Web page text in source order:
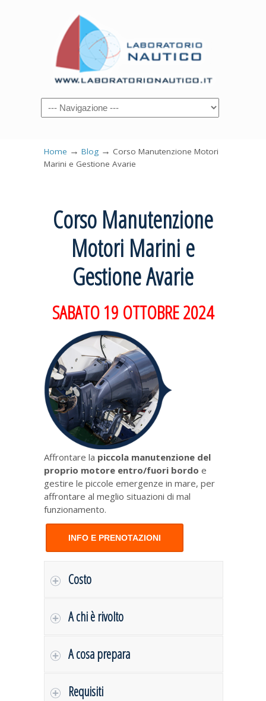
Home → Blog → Corso Manutenzione Motori
Marini e Gestione Avarie
Corso Manutenzione
Motori Marini e
Gestione Avarie
SABATO 19 OTTOBRE 2024
Affrontare la piccola manutenzione del
proprio motore entro/fuori bordo e
gestire le piccole emergenze in mare, per
affrontare al meglio situazioni di mal
funzionamento.
INFO E PRENOTAZIONI
Costo
A chi è rivolto
A cosa prepara
Requisiti